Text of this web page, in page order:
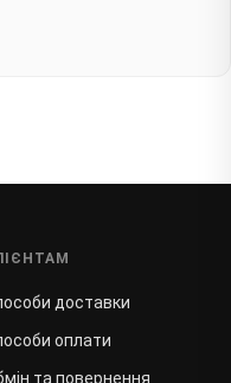
доставки
оплати
та повернення